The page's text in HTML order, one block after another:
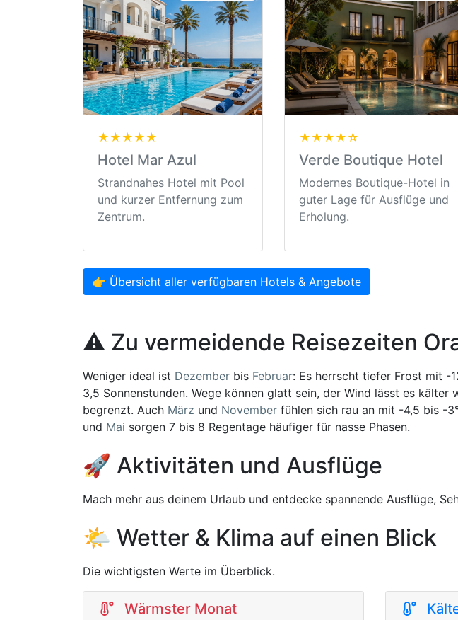
★★★★★
Hotel Mar Azul
Strandnahes Hotel mit Pool
und kurzer Entfernung zum
Zentrum.
★★★★☆
Verde Boutique Hotel
Modernes Boutique-Hotel in
guter Lage für Ausflüge und
Erholung.
👉 Übersicht aller verfügbaren Hotels & Angebote
⚠️ Zu vermeidende Reisezeiten
Weniger ideal ist Dezember bis Februar: Es herrscht tiefer Frost mit -
3,5 Sonnenstunden. Wege können glatt sein, der Wind lässt es kälter
begrenzt. Auch März und November fühlen sich rau an mit -4,5 bis -
und Mai sorgen 7 bis 8 Regentage häufiger für nasse Phasen.
🚀 Aktivitäten und Ausflüge
Mach mehr aus deinem Urlaub und entdecke spannende Ausflüge,
🌤️ Wetter & Klima auf einen Blick
Die wichtigsten Werte im Überblick.
Wärmster Monat